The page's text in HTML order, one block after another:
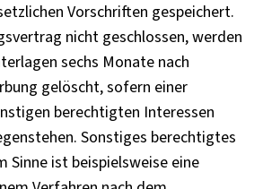
Vorschriften gespeichert.
nicht geschlossen, werden
sechs Monate nach
gelöscht, sofern einer
berechtigten Interessen
Sonstiges berechtigtes
Sinne ist beispielsweise eine